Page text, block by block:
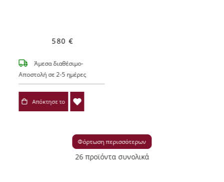
580 €
Άμεσα διαθέσιμο-
Αποστολή σε 2-5 ημέρες
Απόκτησε το
Φόρτωση περισσότερων
26 προϊόντα συνολικά